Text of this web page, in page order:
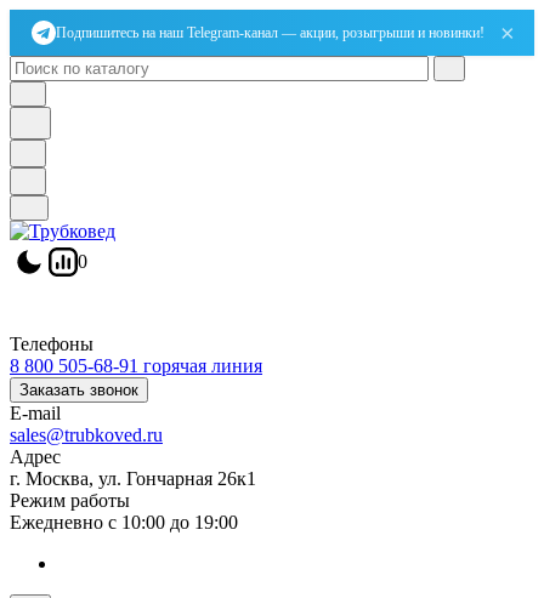
Подпишитесь на наш Telegram-канал — акции, розыгрыши и новинки! ×
0
Телефоны
8 800 505-68-91 горячая линия
Заказать звонок
E-mail
sales@trubkoved.ru
Адрес
г. Москва, ул. Гончарная 26к1
Режим работы
Ежедневно с 10:00 до 19:00